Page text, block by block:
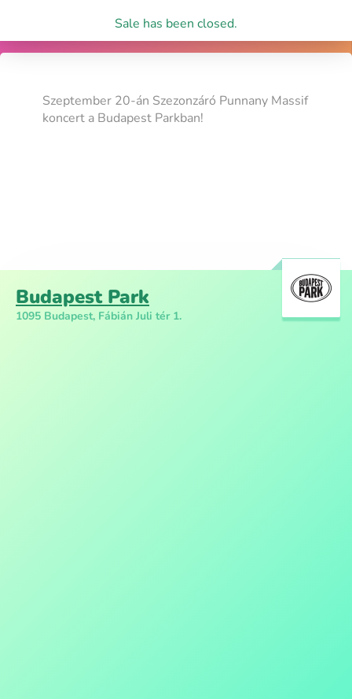
Sale has been closed.
Szeptember 20-án Szezonzáró Punnany Massif
koncert a Budapest Parkban!
Budapest Park
1095 Budapest, Fábián Juli tér 1.